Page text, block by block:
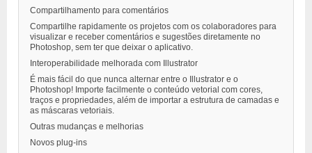
Compartilhamento para comentários
Compartilhe rapidamente os projetos com os colaboradores para
visualizar e receber comentários e sugestões diretamente no
Photoshop, sem ter que deixar o aplicativo.
Interoperabilidade melhorada com Illustrator
É mais fácil do que nunca alternar entre o Illustrator e o
Photoshop! Importe facilmente o conteúdo vetorial com cores,
traços e propriedades, além de importar a estrutura de camadas e
as máscaras vetoriais.
Outras mudanças e melhorias
Novos plug-ins